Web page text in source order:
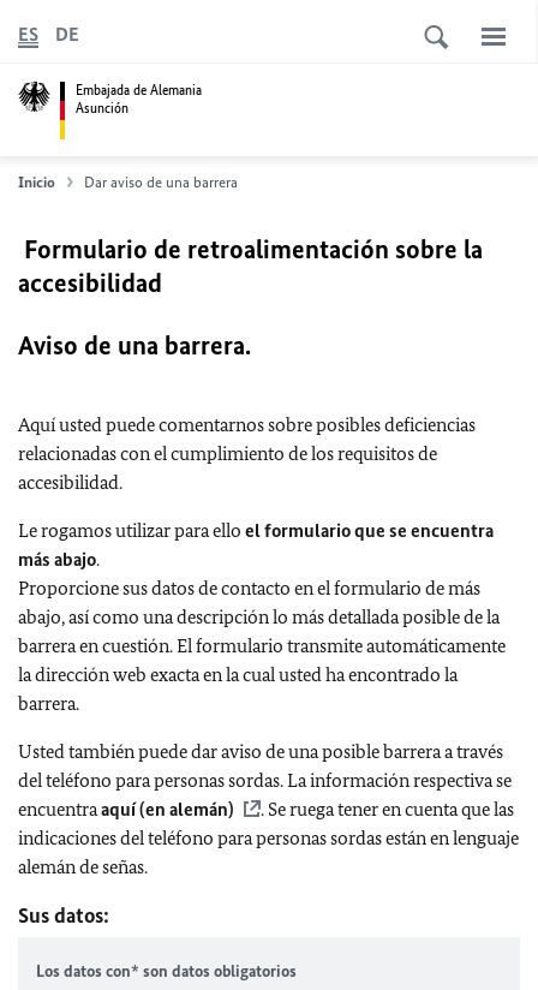
Embajada de Alemania
Asunción
ES DE
Inicio Dar aviso de una barrera
Formulario de retroalimentación sobre la
accesibilidad
Aviso de una barrera.
Aquí usted puede comentarnos sobre posibles deficiencias
relacionadas con el cumplimiento de los requisitos de
accesibilidad.
Le rogamos utilizar para ello el formulario que se encuentra
más abajo.
Proporcione sus datos de contacto en el formulario de más
abajo, así como una descripción lo más detallada posible de la
barrera en cuestión. El formulario transmite automáticamente
la dirección web exacta en la cual usted ha encontrado la
barrera.
Usted también puede dar aviso de una posible barrera a través
del teléfono para personas sordas. La información respectiva se
encuentraaquí (en alemán)
. Se ruega tener en cuenta que las
indicaciones del teléfono para personas sordas están en lenguaje
alemán de señas.
Sus datos:
Los datos con* son datos obligatorios